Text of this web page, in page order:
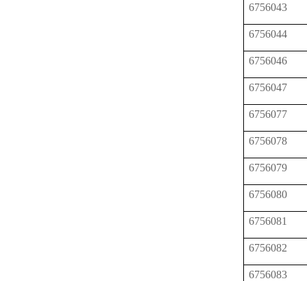
6756043
6756044
6756046
6756047
6756077
6756078
6756079
6756080
6756081
6756082
6756083